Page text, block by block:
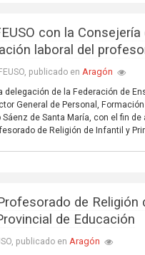
con la
laboral del
publicado enAragón
delegación de la Federación de
General de Personal,
de Santa María, con el fin
de Religión de Infantil y
de Religión
de Educación
publicado enAragón